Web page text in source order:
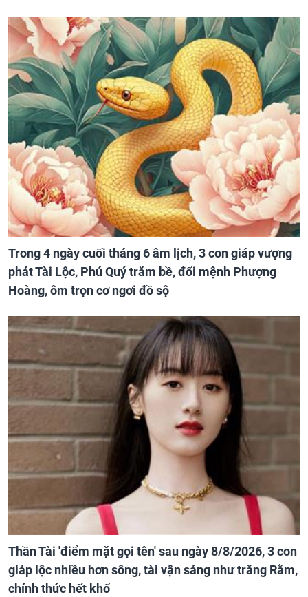
Trong 4 ngày cuối tháng 6 âm lịch, 3 con giáp vượng
phát Tài Lộc, Phú Quý trăm bề, đổi mệnh Phượng
Hoàng, ôm trọn cơ ngơi đồ sộ
Thần Tài 'điểm mặt gọi tên' sau ngày 8/8/2026, 3 con
giáp lộc nhiều hơn sông, tài vận sáng như trăng Rằm,
chính thức hết khổ